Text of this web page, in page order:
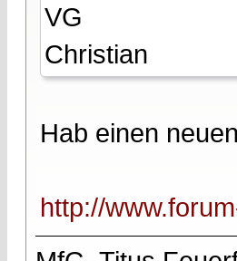
VG
Christian
Hab einen
http://